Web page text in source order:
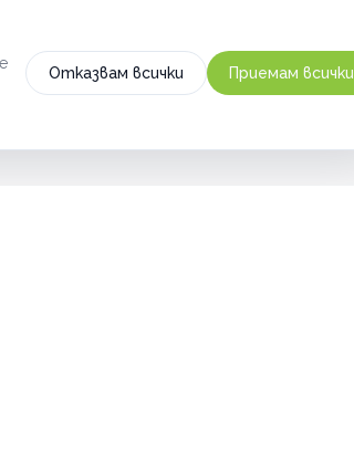
Отказвам всички Приемам всички